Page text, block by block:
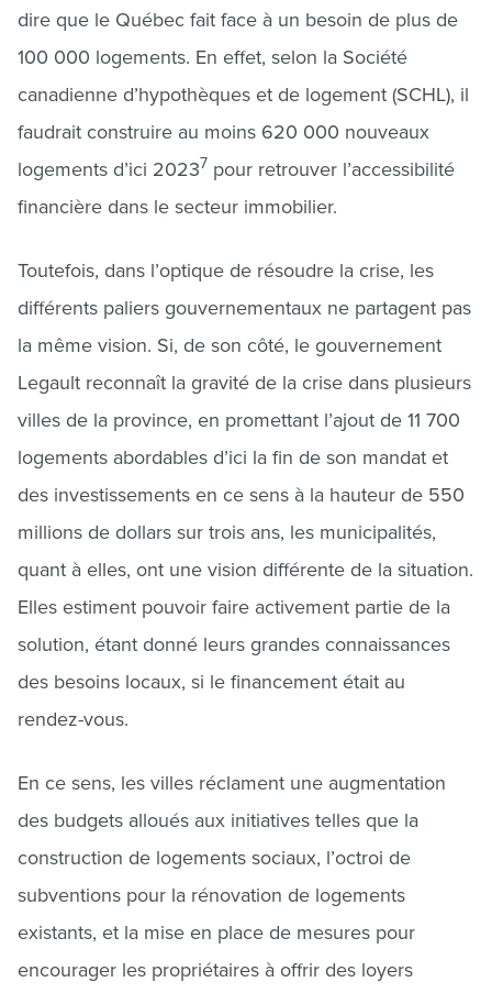
dire que le Québec fait face à un besoin de plus de
100 000 logements. En effet, selon la Société
canadienne d’hypothèques et de logement (SCHL), il
faudrait construire au moins 620 000 nouveaux
logements d’ici 20237 pour retrouver l’accessibilité
financière dans le secteur immobilier.
Toutefois, dans l’optique de résoudre la crise, les
différents paliers gouvernementaux ne partagent pas
la même vision. Si, de son côté, le gouvernement
Legault reconnaît la gravité de la crise dans plusieurs
villes de la province, en promettant l’ajout de 11 700
logements abordables d’ici la fin de son mandat et
des investissements en ce sens à la hauteur de 550
millions de dollars sur trois ans, les municipalités,
quant à elles, ont une vision différente de la situation.
Elles estiment pouvoir faire activement partie de la
solution, étant donné leurs grandes connaissances
des besoins locaux, si le financement était au
rendez-vous.
En ce sens, les villes réclament une augmentation
des budgets alloués aux initiatives telles que la
construction de logements sociaux, l’octroi de
subventions pour la rénovation de logements
existants, et la mise en place de mesures pour
encourager les propriétaires à offrir des loyers